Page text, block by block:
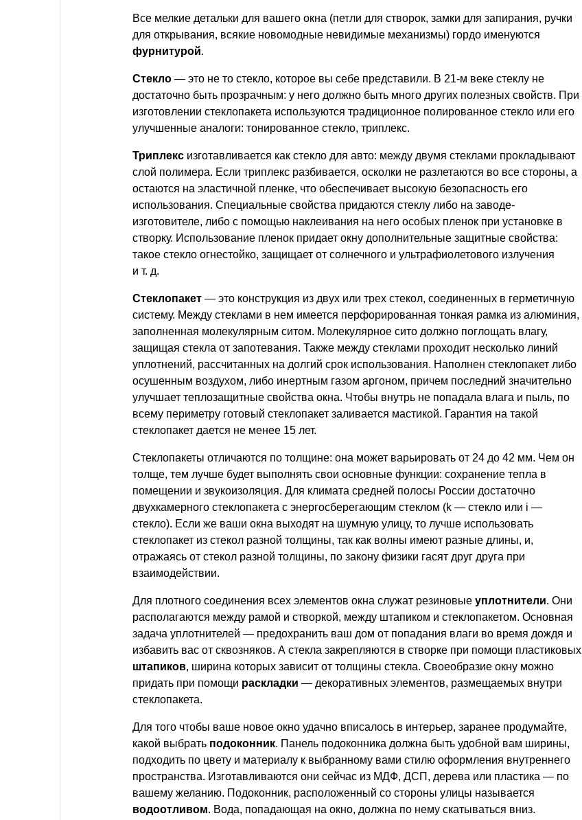
Все мелкие детальки для вашего окна (петли для створок, замки для запирания, ручки
для открывания, всякие новомодные невидимые механизмы) гордо именуются
фурнитурой.
Стекло — это не то стекло, которое вы себе представили. В 21-м веке стеклу не
достаточно быть прозрачным: у него должно быть много других полезных свойств. При
изготовлении стеклопакета используются традиционное полированное стекло или его
улучшенные аналоги: тонированное стекло, триплекс.
Триплекс изготавливается как стекло для авто: между двумя стеклами прокладывают
слой полимера. Если триплекс разбивается, осколки не разлетаются во все стороны, а
остаются на эластичной пленке, что обеспечивает высокую безопасность его
использования. Специальные свойства придаются стеклу либо на заводе-
изготовителе, либо с помощью наклеивания на него особых пленок при установке в
створку. Использование пленок придает окну дополнительные защитные свойства:
такое стекло огнестойко, защищает от солнечного и ультрафиолетового излучения
и т. д.
Стеклопакет — это конструкция из двух или трех стекол, соединенных в герметичную
систему. Между стеклами в нем имеется перфорированная тонкая рамка из алюминия,
заполненная молекулярным ситом. Молекулярное сито должно поглощать влагу,
защищая стекла от запотевания. Также между стеклами проходит несколько линий
уплотнений, рассчитанных на долгий срок использования. Наполнен стеклопакет либо
осушенным воздухом, либо инертным газом аргоном, причем последний значительно
улучшает теплозащитные свойства окна. Чтобы внутрь не попадала влага и пыль, по
всему периметру готовый стеклопакет заливается мастикой. Гарантия на такой
стеклопакет дается не менее 15 лет.
Стеклопакеты отличаются по толщине: она может варьировать от 24 до 42 мм. Чем он
толще, тем лучше будет выполнять свои основные функции: сохранение тепла в
помещении и звукоизоляция. Для климата средней полосы России достаточно
двухкамерного стеклопакета с энергосберегающим стеклом (k — стекло или i —
стекло). Если же ваши окна выходят на шумную улицу, то лучше использовать
стеклопакет из стекол разной толщины, так как волны имеют разные длины, и,
отражаясь от стекол разной толщины, по закону физики гасят друг друга при
взаимодействии.
Для плотного соединения всех элементов окна служат резиновые уплотнители. Они
располагаются между рамой и створкой, между штапиком и стеклопакетом. Основная
задача уплотнителей — предохранить ваш дом от попадания влаги во время дождя и
избавить вас от сквозняков. А стекла закрепляются в створке при помощи пластиковых
штапиков, ширина которых зависит от толщины стекла. Своеобразие окну можно
придать при помощи раскладки — декоративных элементов, размещаемых внутри
стеклопакета.
Для того чтобы ваше новое окно удачно вписалось в интерьер, заранее продумайте,
какой выбрать подоконник. Панель подоконника должна быть удобной вам ширины,
подходить по цвету и материалу к выбранному вами стилю оформления внутреннего
пространства. Изготавливаются они сейчас из МДФ, ДСП, дерева или пластика — по
вашему желанию. Подоконник, расположенный со стороны улицы называется
водоотливом. Вода, попадающая на окно, должна по нему скатываться вниз.